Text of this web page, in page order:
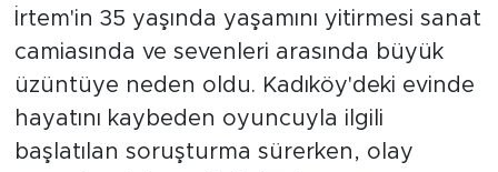
İrtem'in 35 yaşında yaşamını yitirmesi sanat
camiasında ve sevenleri arasında büyük
üzüntüye neden oldu. Kadıköy'deki evinde
hayatını kaybeden oyuncuyla ilgili
başlatılan soruşturma sürerken, olay